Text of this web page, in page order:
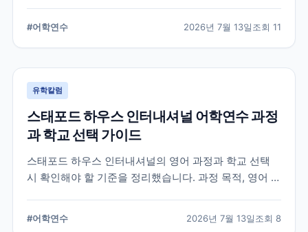
#어학연수 2026년 7월 13일조회 11
유학칼럼
스태포드 하우스 인터내셔널 어학연수 과정
과 학교 선택 가이드
스태포드 하우스 인터내셔널의 영어 과정과 학교 선택
시 확인해야 할 기준을 정리했습니다. 과정 목적, 영어 수
#어학연수 2026년 7월 13일조회 8